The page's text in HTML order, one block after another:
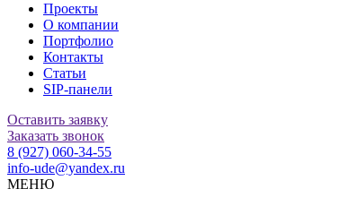
Проекты
О компании
Портфолио
Контакты
Статьи
SIP-панели
Оставить заявку
Заказать звонок
8 (927) 060-34-55
info-ude@yandex.ru
МЕНЮ